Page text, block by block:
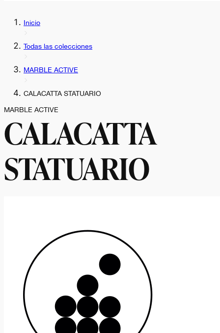
Inicio
Todas las colecciones
MARBLE ACTIVE
CALACATTA STATUARIO
MARBLE ACTIVE
CALACATTA
STATUARIO